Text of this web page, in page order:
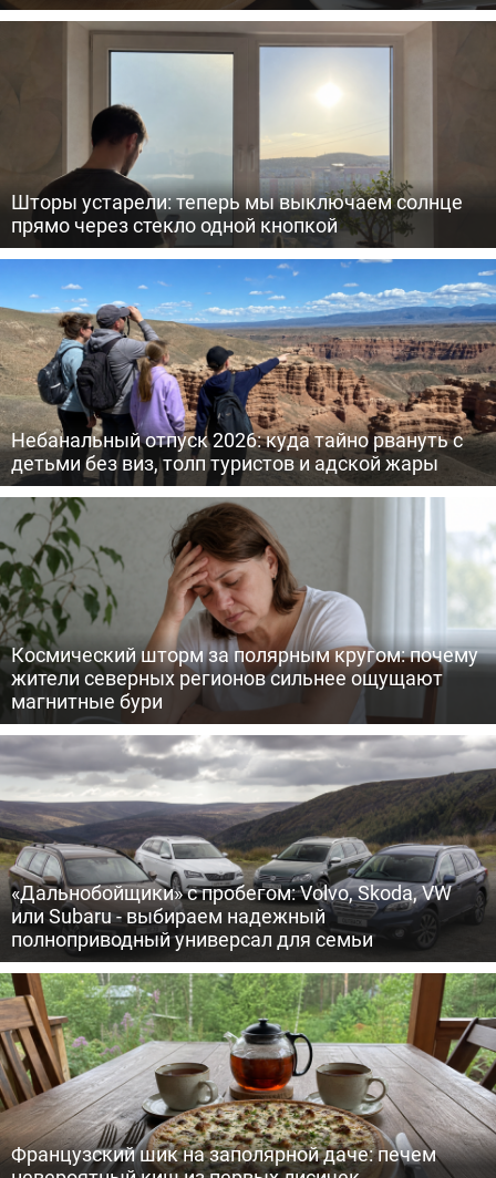
Шторы устарели: теперь мы выключаем солнце
прямо через стекло одной кнопкой
Небанальный отпуск 2026: куда тайно рвануть с
детьми без виз, толп туристов и адской жары
Космический шторм за полярным кругом: почему
жители северных регионов сильнее ощущают
магнитные бури
«Дальнобойщики» с пробегом: Volvo, Skoda, VW
или Subaru - выбираем надежный
полноприводный универсал для семьи
Французский шик на заполярной даче: печем